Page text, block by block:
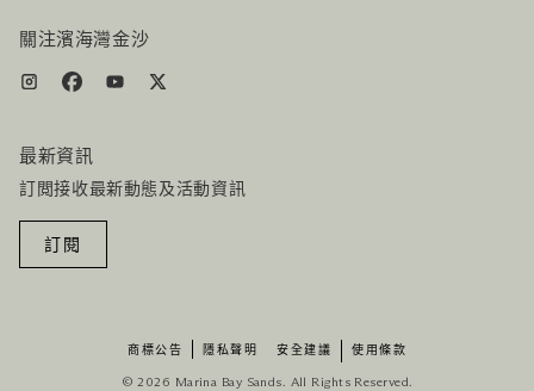
關注濱海灣金沙
最新資訊
訂閲接收最新動態及活動資訊
訂閱
商標公告 隱私聲明 安全建議 使用條款
© 2026 Marina Bay Sands. All Rights Reserved.